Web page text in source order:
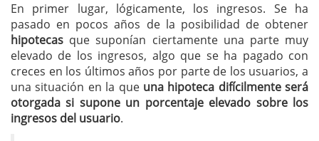
En primer lugar, lógicamente, los ingresos. Se ha
pasado en pocos años de la posibilidad de obtener
hipotecas que suponían ciertamente una parte muy
elevado de los ingresos, algo que se ha pagado con
creces en los últimos años por parte de los usuarios, a
una situación en la que una hipoteca difícilmente será
otorgada si supone un porcentaje elevado sobre los
ingresos del usuario.